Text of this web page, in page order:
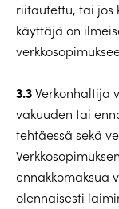
riitautettu, tai jos
käyttäjä on
3.3Verkonhaltija
vakuuden tai
tehtäessä sekä
ennakkomaksua
olennaisesti